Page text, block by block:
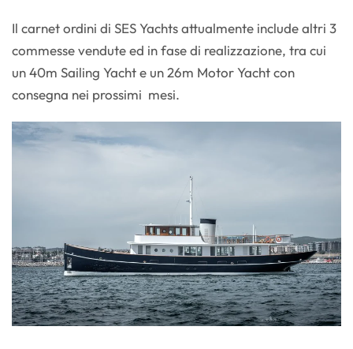
Il carnet ordini di SES Yachts attualmente include altri 3
commesse vendute ed in fase di realizzazione, tra cui
un 40m Sailing Yacht e un 26m Motor Yacht con
consegna nei prossimi mesi.